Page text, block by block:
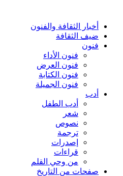
أخبار الثقافة والفنون
ضيف الثقافة
فنون
فنون الأداء
فنون العرض
فنون الكتابة
فنون الجميلة
أدب
أدب الطفل
شعر
نصوص
ترجمة
إصدرات
قراءات
من وحي القلم
صفحات من التاريخ